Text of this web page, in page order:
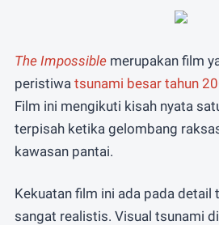
The Impossiblemerupakan film
peristiwa tsunami besar tahun
Film ini mengikuti kisah nyata
terpisah ketika gelombang
kawasan pantai.
Kekuatan film ini ada pada detail
sangat realistis. Visual tsunami